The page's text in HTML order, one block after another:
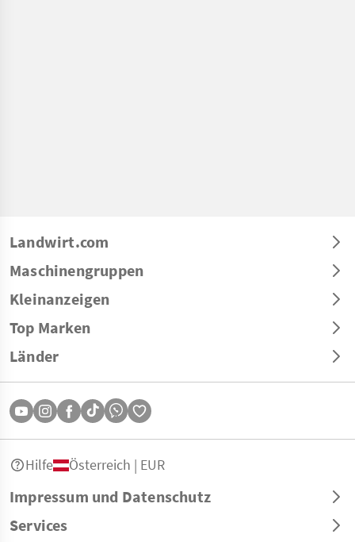
Landwirt.com
Maschinengruppen
Kleinanzeigen
Top Marken
Länder
Impressum und Datenschutz
Services
Hilfe Österreich | EUR